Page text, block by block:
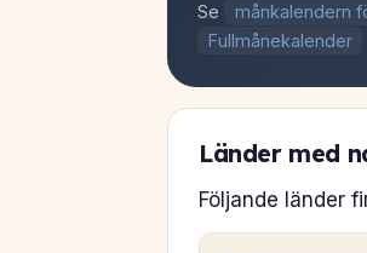
Se månkalendern
Fullmånekalender
Länder med
Följande länder